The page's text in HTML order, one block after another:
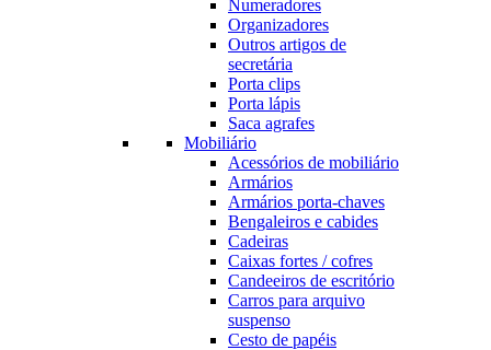
Numeradores
Organizadores
Outros artigos de
secretária
Porta clips
Porta lápis
Saca agrafes
Mobiliário
Acessórios de mobiliário
Armários
Armários porta-chaves
Bengaleiros e cabides
Cadeiras
Caixas fortes / cofres
Candeeiros de escritório
Carros para arquivo
suspenso
Cesto de papéis